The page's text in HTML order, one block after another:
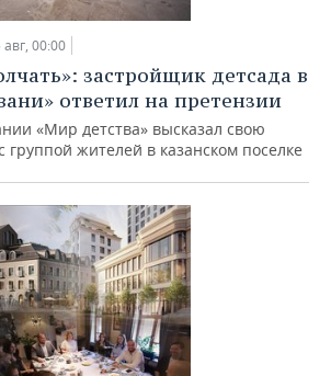
авг, 00:00
застройщик детсада в
ответил на претензии
«Мир детства» высказал свою
жителей в казанском поселке